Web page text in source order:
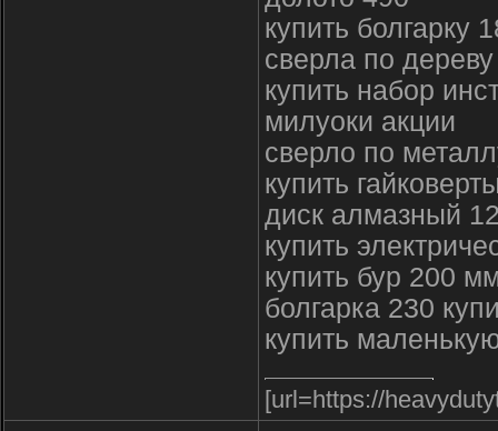
купить болгарку
сверла по
купить набор
милуоки акции
сверло по
купить
диск алмазный
купить
купить бур 200
болгарка 230
купить
[url=https://